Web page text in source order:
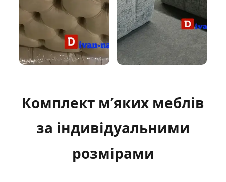
Комплект м’яких меблів
за індивідуальними
розмірами